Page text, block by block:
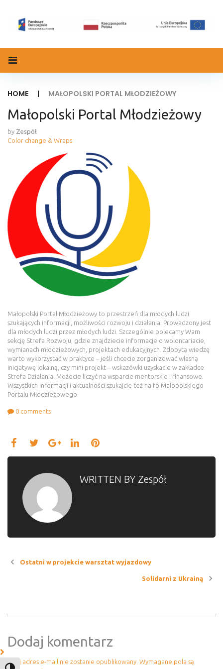
content
HOME | MAŁOPOLSKI PORTAL MŁODZIEŻOWY
Małopolski Portal Młodzieżowy
by Zespół
Color change & Wraps
Małopolski Portal Młodzieżowy to przestrzeń dla młodych ludzi
szukających informacji, możliwości rozwoju i działania. Prowadzony jest
dla młodych ludzi przez młodych ludzi. Szczególnie polecamy Wam
sekcję Strefa Rozwoju, gdzie znajdziecie informacje o wolontariacie,
wymianach młodzieżowych, projektach edukacyjnych. Zdobytą wiedzę
warto wykorzystać w praktyce – jeśli chcecie zorganizować własną
inicjatywę lokalną, czy mini projekt – wskazówki uzyskacie w zakładce
Strefa Działania. Możecie liczyć na wsparcie mentorskie i finansowe.
Wszystkich informacji i aktualności szukajcie też na fb Małopolskiego
Portalu Młodzieżowego.
0 comments
FacebookTwitter
Google+
LinkedInPinterest
WRITTEN BY Zespół
Nawigacja
Ostatni w projekcie warsztat wyjazdowy
Solidarni z Ukrainą
Dodaj komentarz
Twój adres e-mail nie zostanie opublikowany. Wymagane pola są